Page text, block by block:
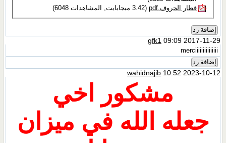
قطار الحروف.pdf‏
(3.42 ميجابايت, المشاهدات 6048)
إضافة رد
gfk1 09:09 2017-11-29
merciiiiiiiiiiiiiii
إضافة رد
wahidnajib10:52 2023-10-12
مشكور اخي
جعله الله في ميزان